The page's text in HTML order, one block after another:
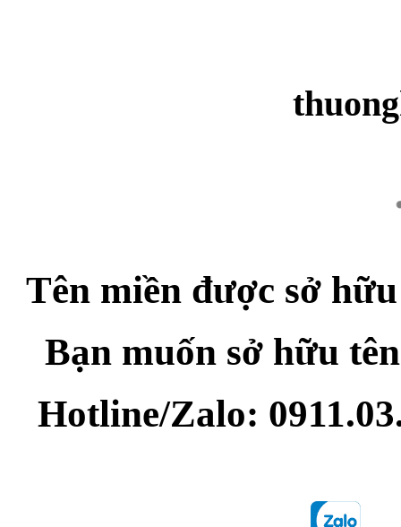
Tên miền được sở
Bạn muốn sở hữu
Hotline/Zalo: